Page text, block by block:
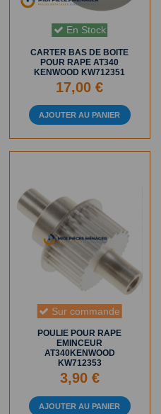
En Stock
CARTER BAS DE BOITE
POUR RAPE AT340
KENWOOD KW712351
17,00 €
AJOUTER AU PANIER
Sur commande
POULIE POUR RAPE
EMINCEUR
AT340KENWOOD
KW712353
3,90 €
AJOUTER AU PANIER